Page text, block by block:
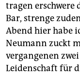
tragen
Bar, strenge
Abend hier habe
Neumann zuckt
vergangenen
Leidenschaft für